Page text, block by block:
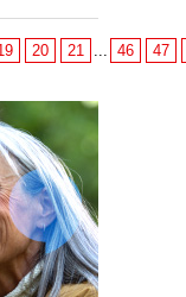
20 21 46 47